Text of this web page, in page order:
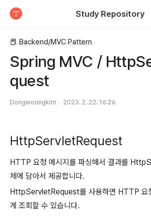
Study Repository
📕 Backend/MVC Pattern
Spring MVC /
quest
Dongwoongkim 2023. 2. 22. 16:26
HttpServletRequest
HTTP 요청 메시지를 파싱해서 결과를
체에 담아서 제공합니다.
HttpServletRequest를 사용하면 HTTP 요
게 조회할 수 있습니다.